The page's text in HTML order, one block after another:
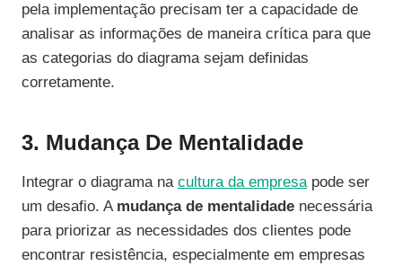
pela implementação precisam ter a capacidade de
analisar as informações de maneira crítica para que
as categorias do diagrama sejam definidas
corretamente.
3. Mudança De Mentalidade
Integrar o diagrama na cultura da empresapode ser
um desafio. A mudança de mentalidade necessária
para priorizar as necessidades dos clientes pode
encontrar resistência, especialmente em empresas